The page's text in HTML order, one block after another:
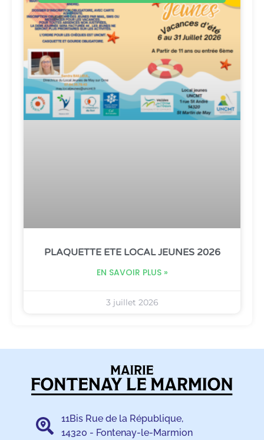
PLAQUETTE ETE LOCAL JEUNES 2026
EN SAVOIR PLUS »
3 juillet 2026
11Bis Rue de la République,
14320 - Fontenay-le-Marmion